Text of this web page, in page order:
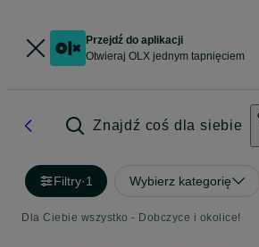
Przejdź do aplikacji
Otwieraj OLX jednym tapnięciem
Znajdź coś dla siebie
Filtry·1 Wybierz kategorię
Dla Ciebie wszystko - Dobczyce i okolice!